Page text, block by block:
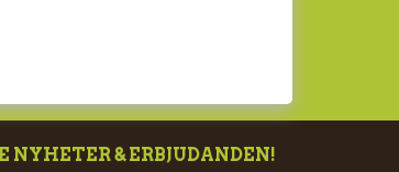
& ERBJUDANDEN!